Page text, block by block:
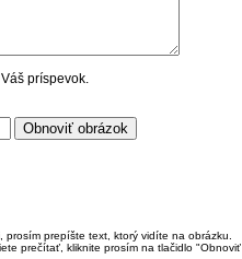
príspevok.
prepíšte text, ktorý vidíte na obrázku.
prečítať, kliknite prosím na tlačidlo "Obnoviť